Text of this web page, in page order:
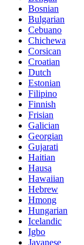
Bosnian
Bulgarian
Cebuano
Chichewa
Corsican
Croatian
Dutch
Estonian
Filipino
Finnish
Frisian
Galician
Georgian
Gujarati
Haitian
Hausa
Hawaiian
Hebrew
Hmong
Hungarian
Icelandic
Igbo
Javanese